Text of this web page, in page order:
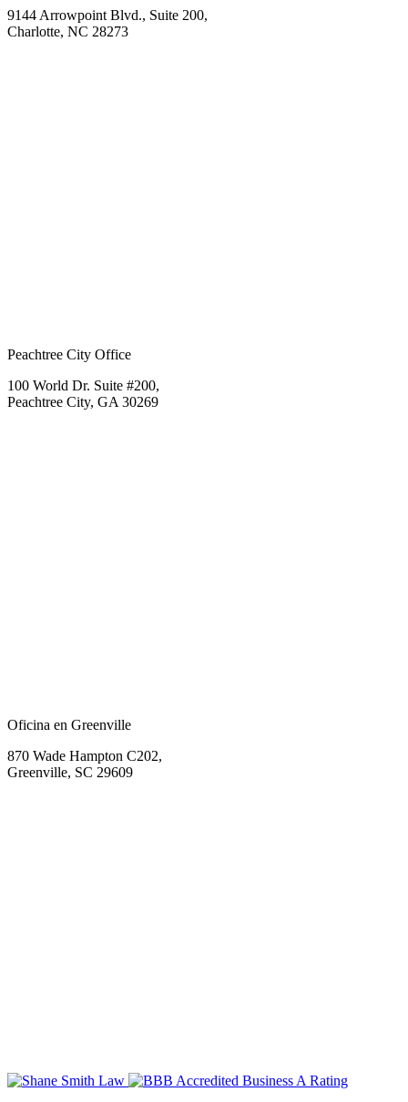
9144 Arrowpoint Blvd., Suite 200,
Charlotte, NC 28273
Peachtree City Office
100 World Dr. Suite #200,
Peachtree City, GA 30269
Oficina en Greenville
870 Wade Hampton C202,
Greenville, SC 29609